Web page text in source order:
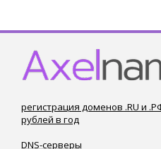
регистрация доменов .RU и
рублей в год
DNS-серверы